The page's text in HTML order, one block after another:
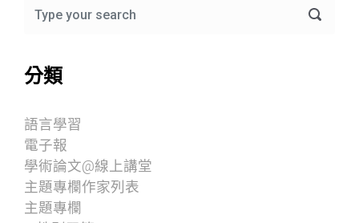
分類
語言學習
電子報
學術論文@線上講堂
主題專欄作家列表
主題專欄